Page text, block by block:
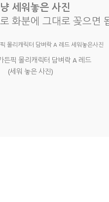
세워놓은 사진
화분에 그대로 꽂으면
든픽 몰리캐릭터 담벼락 A 레드
(세워 놓은 사진)